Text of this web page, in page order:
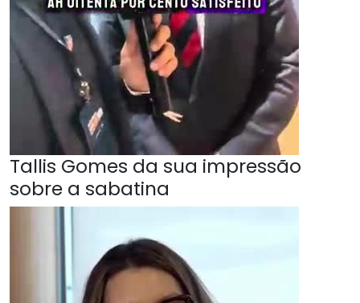
Tallis Gomes da sua impressão
sobre a sabatina